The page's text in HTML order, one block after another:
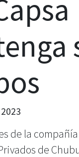
de la
de